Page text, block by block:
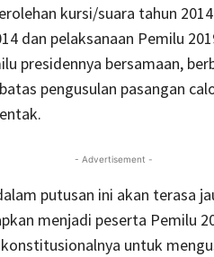
kursi/suara tahun
dan pelaksanaan Pemilu
presidennya bersamaan,
pengusulan pasangan
- Advertisement -
putusan ini akan terasa
menjadi peserta Pemilu
untuk